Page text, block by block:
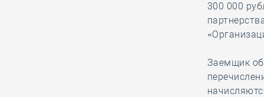
300 000
Заемщик